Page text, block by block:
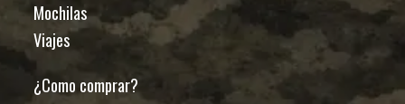
Mochilas
Viajes
¿Como comprar?